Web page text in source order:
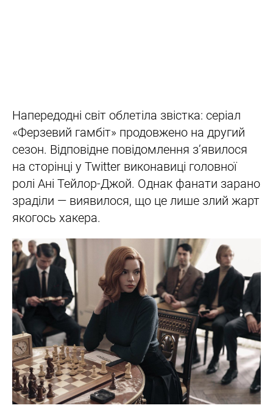
Напередодні світ облетіла звістка: серіал
«Ферзевий гамбіт» продовжено на другий
сезон. Відповідне повідомлення з’явилося
на сторінці у Twitter виконавиці головної
ролі Ані Тейлор-Джой. Однак фанати зарано
зраділи — виявилося, що це лише злий жарт
якогось хакера.